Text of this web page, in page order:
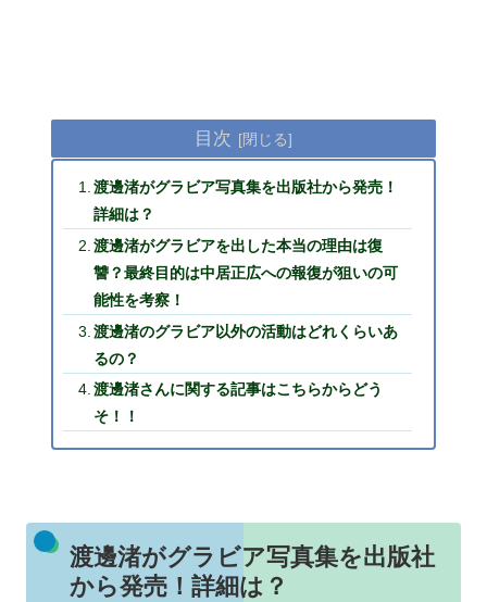
目次
渡邊渚がグラビア写真集を出版社から発売！
詳細は？
渡邊渚がグラビアを出した本当の理由は復
讐？最終目的は中居正広への報復が狙いの可
能性を考察！
渡邊渚のグラビア以外の活動はどれくらいあ
るの？
渡邊渚さんに関する記事はこちらからどう
そ！！
渡邊渚がグラビア写真集を出版社
から発売！詳細は？